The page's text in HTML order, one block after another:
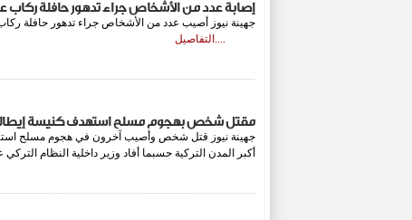
إصابة عدد من الأشخاص جراء تدهور حافلة
جهينة نيوز أصيب عدد من الأشخاص جراء تدهور حافلة
....التفاصيل
مقتل شخص بهجوم مسلح استهدف كنيسة
جهينة نيوز قتل شخص وأصيب آخرون في هجوم مسلح
أكبر المدن التركية حسبما أفاد وزير داخلية النظام